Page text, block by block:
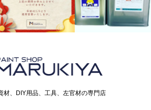
材、DIY用品、工具、左官材の専門店